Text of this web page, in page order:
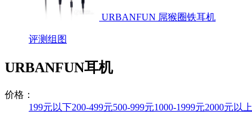
URBANFUN 屌猴圈铁耳机
评测组图
URBANFUN耳机
价格：
199元以下200-499元500-999元1000-1999元2000元以上